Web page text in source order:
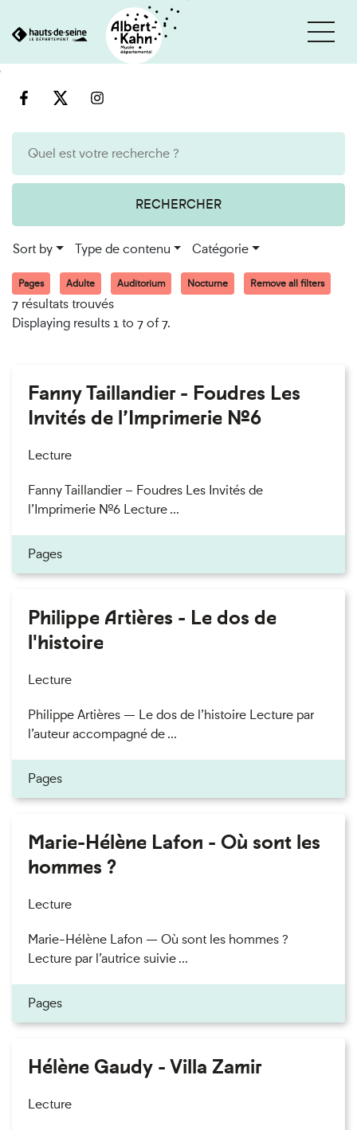
engine
RECHERCHER
Sort by Type de contenu Catégorie
Pages Adulte Auditorium Nocturne Remove all filters
7 résultats trouvés
Displaying results 1 to 7 of 7.
Fanny Taillandier - Foudres Les
Invités de l’Imprimerie n°6
Lecture
Fanny Taillandier – Foudres Les Invités de
l’Imprimerie n°6 Lecture ...
Pages
Philippe Artières - Le dos de
l'histoire
Lecture
Philippe Artières — Le dos de l’histoire Lecture par
l’auteur accompagné de ...
Pages
Marie-Hélène Lafon - Où sont les
hommes ?
Lecture
Marie-Hélène Lafon — Où sont les hommes ?
Lecture par l’autrice suivie ...
Pages
Hélène Gaudy - Villa Zamir
Lecture
Cookies management panel